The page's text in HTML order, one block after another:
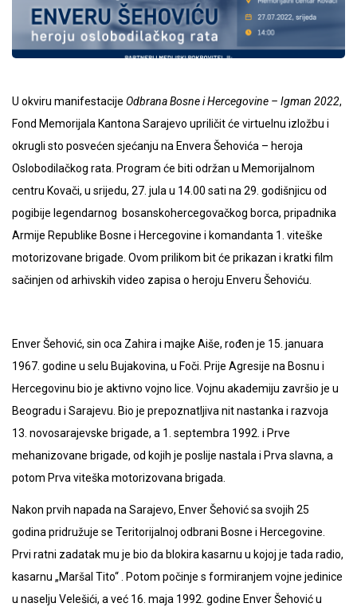
U okviru manifestacije Odbrana Bosne i Hercegovine – Igman 2022,
Fond Memorijala Kantona Sarajevo upriličit će virtuelnu izložbu i
okrugli sto posvećen sjećanju na Envera Šehovića – heroja
Oslobodilačkog rata. Program će biti održan u Memorijalnom
centru Kovači, u srijedu, 27. jula u 14.00 sati na 29. godišnjicu od
pogibije legendarnog bosanskohercegovačkog borca, pripadnika
Armije Republike Bosne i Hercegovine i komandanta 1. viteške
motorizovane brigade. Ovom prilikom bit će prikazan i kratki film
sačinjen od arhivskih video zapisa o heroju Enveru Šehoviću.
Enver Šehović, sin oca Zahira i majke Aiše, rođen je 15. januara
1967. godine u selu Bujakovina, u Foči. Prije Agresije na Bosnu i
Hercegovinu bio je aktivno vojno lice. Vojnu akademiju završio je u
Beogradu i Sarajevu. Bio je prepoznatljiva nit nastanka i razvoja
13. novosarajevske brigade, a 1. septembra 1992. i Prve
mehanizovane brigade, od kojih je poslije nastala i Prva slavna, a
potom Prva viteška motorizovana brigada.
Nakon prvih napada na Sarajevo, Enver Šehović sa svojih 25
godina pridružuje se Teritorijalnoj odbrani Bosne i Hercegovine.
Prvi ratni zadatak mu je bio da blokira kasarnu u kojoj je tada radio,
kasarnu „Maršal Tito“ . Potom počinje s formiranjem vojne jedinice
u naselju Velešići, a već 16. maja 1992. godine Enver Šehović u